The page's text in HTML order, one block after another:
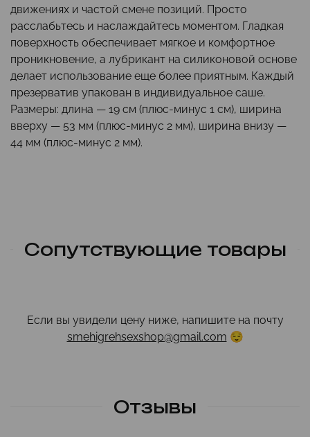
движениях и частой смене позиций. Просто
расслабьтесь и наслаждайтесь моментом. Гладкая
поверхность обеспечивает мягкое и комфортное
проникновение, а лубрикант на силиконовой основе
делает использование еще более приятным. Каждый
презерватив упакован в индивидуальное саше.
Размеры: длина — 19 см (плюс-минус 1 см), ширина
вверху — 53 мм (плюс-минус 2 мм), ширина внизу —
44 мм (плюс-минус 2 мм).
Сопутствующие товары
Если вы увидели цену ниже, напишите на почту
smehigrehsexshop@gmail.com 😌
Отзывы